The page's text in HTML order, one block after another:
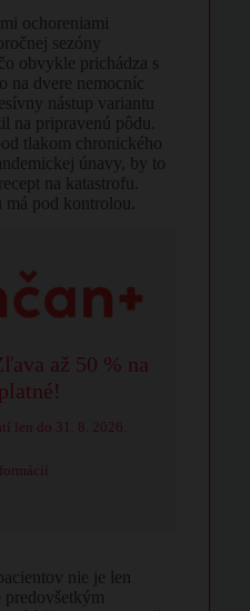
ochoreniami
sezóny
obvykle prichádza s
na dvere nemocníc
nástup variantu
na pripravenú pôdu.
tlakom chronického
únavy, by to
na katastrofu.
pod kontrolou.
až 50 % na
len do 31. 8. 2026.
nie je len
predovšetkým